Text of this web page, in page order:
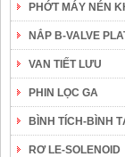
PHỚT MÁY NÉN
NẮP B-VALVE
VAN TIẾT LƯU
PHIN LỌC GA
BÌNH TÍCH-BÌNH
RƠ LE-SOLENOID